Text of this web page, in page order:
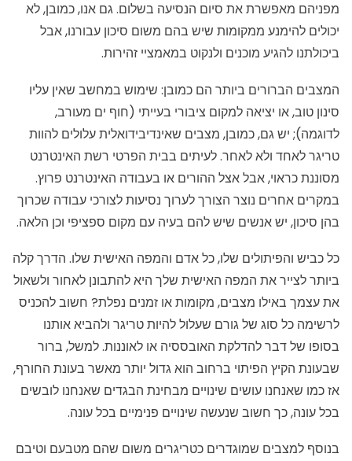
מפניהם מאפשרת את סיום הנסיעה בשלום. גם אנו, כמובן, לא
יכולים להימנע ממקומות שיש בהם משום סיכון עבורנו, אבל
ביכולתנו להגיע מוכנים ולנקוט במאמציי זהירות.
המצבים הברורים ביותר הם כמובן: שימוש במחשב שאין עליו
סינון טוב, או יציאה למקום ציבורי בעייתי (חוף ים מעורב,
לדוגמה); יש גם, כמובן, מצבים שאינדיבידואלית עלולים להוות
טריגר לאחד ולא לאחר. לעיתים בבית הפרטי רשת האינטרנט
מסוננת כראוי, אבל אצל ההורים או בעבודה האינטרנט פרוץ.
במקרים אחרים נוצר הצורך לערוך נסיעות לצורכי עבודה שכרוך
בהן סיכון, יש אנשים שיש להם בעיה עם מקום ספציפי וכן הלאה.
כל כביש והפיתולים שלו, כל אדם והמפה האישית שלו. הדרך קלה
ביותר לצייר את המפה האישית שלך היא להתבונן לאחור ולשאול
את עצמך באילו מצבים, מקומות או זמנים נפלת? חשוב להכניס
לרשימה כל סוג של גורם שעלול להיות טריגר ולהביא אותנו
בסופו של דבר להדלקת האובססיה או לאוננות. למשל, ברור
שבעונת הקיץ הפיתוי ברחוב הוא גדול יותר מאשר בעונת החורף,
אז כמו שאנחנו עושים שינויים מבחינת הבגדים שאנחנו לובשים
בכל עונה, כך חשוב שנעשה שינויים פנימיים בכל עונה.
בנוסף למצבים שמוגדרים כטריגרים משום שהם מטבעם וטיבם